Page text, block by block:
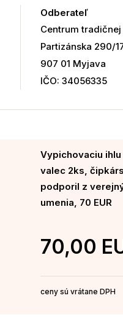
Odberateľ
Centrum
Partizánska 290/
907 01 Myjava
IČO: 34056335
Vypichovaciu
valec 2ks,
podporil z
umenia, 70 EUR
70,00
ceny sú vrátane DPH